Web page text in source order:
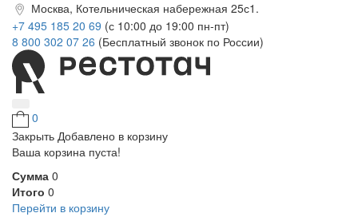
Москва, Котельническая набережная 25с1.
+7 495 185 20 69 (с 10:00 до 19:00 пн-пт)
8 800 302 07 26 (Бесплатный звонок по России)
0
Закрыть Добавлено в корзину
Ваша корзина пуста!
Сумма 0
Итого 0
Перейти в корзину